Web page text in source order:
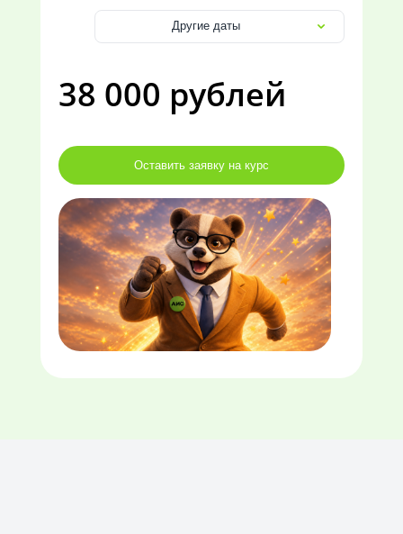
Другие даты
38 000 рублей
Оставить заявку на курс